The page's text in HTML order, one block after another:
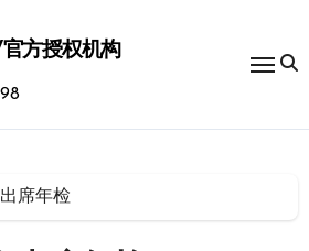
方授权机构
席年检